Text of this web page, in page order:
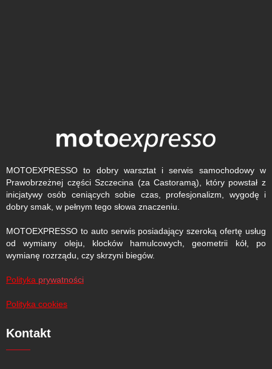
MOTOEXPRESSO to dobry warsztat i serwis samochodowy w
Prawobrzeżnej części Szczecina (za Castoramą), który powstał z
inicjatywy osób ceniących sobie czas, profesjonalizm, wygodę i
dobry smak, w pełnym tego słowa znaczeniu.
MOTOEXPRESSO to auto serwis posiadający szeroką ofertę usług
od wymiany oleju, klocków hamulcowych, geometrii kół, po
wymianę rozrządu, czy skrzyni biegów.
Polityka prywatności
Polityka cookies
Kontakt